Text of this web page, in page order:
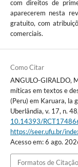
com direitos de
aparecerem nesta
gratuito, com
comerciais.
Como Citar
ANGULO-GIRALDO,
míticas em textos e
(Peru) em Karuara, la
Uberlândia, v. 17, n.
10.14393/
https://seer.ufu.br/
Acesso em: 6 ago.
Formatos de Citação